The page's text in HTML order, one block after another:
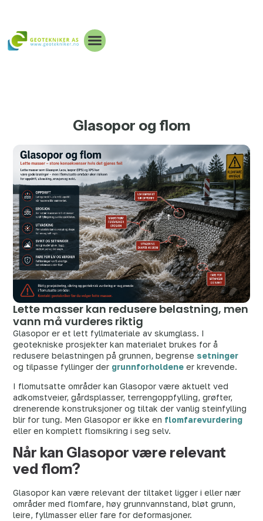
Glasopor og flom
Lette masser kan redusere belastning, men
vann må vurderes riktig
Glasopor er et lett fyllmateriale av skumglass. I
geotekniske prosjekter kan materialet brukes for å
redusere belastningen på grunnen, begrense setninger
og tilpasse fyllinger der grunnforholdene er krevende.
I flomutsatte områder kan Glasopor være aktuelt ved
adkomstveier, gårdsplasser, terrengoppfylling, grøfter,
drenerende konstruksjoner og tiltak der vanlig steinfylling
blir for tung. Men Glasopor er ikke en flomfarevurdering
eller en komplett flomsikring i seg selv.
Når kan Glasopor være relevant
ved flom?
Glasopor kan være relevant der tiltaket ligger i eller nær
områder med flomfare, høy grunnvannstand, bløt grunn,
leire, fyllmasser eller fare for deformasjoner.